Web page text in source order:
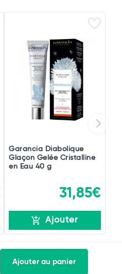
Garancia Diabolique
Glaçon Gelée Cristalline
en Eau 40 g
31,85€
Ajouter
Ajouter au panier